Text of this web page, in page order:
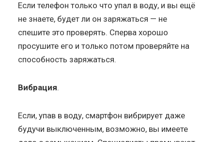
Если телефон только что упал в воду, и вы ещё
не знаете, будет ли он заряжаться — не
спешите это проверять. Сперва хорошо
просушите его и только потом проверяйте на
способность заряжаться.
Вибрация.
Если, упав в воду, смартфон вибрирует даже
будучи выключенным, возможно, вы имеете